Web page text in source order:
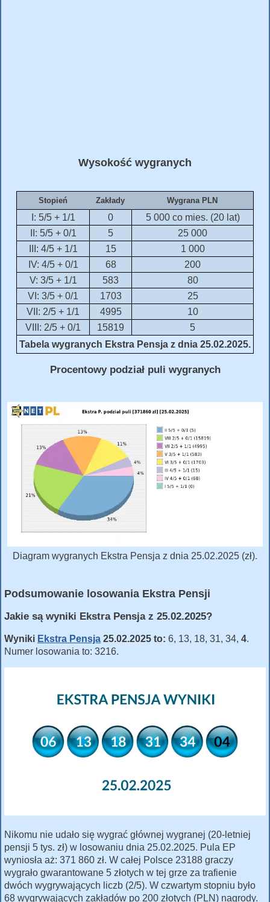
Wysokość wygranych
Stopień Zakłady Wygrana PLN
I: 5/5 + 1/1 0
5 000 co mies. (20 lat)
II: 5/5 + 0/1
5
25 000
III: 4/5 + 1/1
15
1 000
IV: 4/5 + 0/1
68
200
V: 3/5 + 1/1
583
80
VI: 3/5 + 0/1
1703
25
VII: 2/5 + 1/1
4995
10
VIII: 2/5 + 0/1
15819
5
Tabela wygranych Ekstra Pensja z dnia 25.02.2025.
Procentowy podział puli wygranych
Diagram wygranych Ekstra Pensja z dnia 25.02.2025 (zł).
Podsumowanie losowania Ekstra Pensji
Jakie są wyniki Ekstra Pensja z 25.02.2025?
Wyniki Ekstra Pensja 25.02.2025 to: 6, 13, 18, 31, 34, 4.
Numer losowania to: 3216.
Nikomu nie udało się wygrać głównej wygranej (20-letniej
pensji 5 tys. zł) w losowaniu dnia 25.02.2025. Pula EP
wyniosła aż: 371 860 zł. W całej Polsce 23188 graczy
wygrało gwarantowane 5 złotych w tej grze za trafienie
dwóch wygrywających liczb (2/5). W czwartym stopniu było
68 wygrywających zakładów po 200 złotych (PLN) nagrody.